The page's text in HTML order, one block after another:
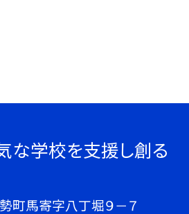
な学校を支援し創る
町馬寄字八丁堀９－７